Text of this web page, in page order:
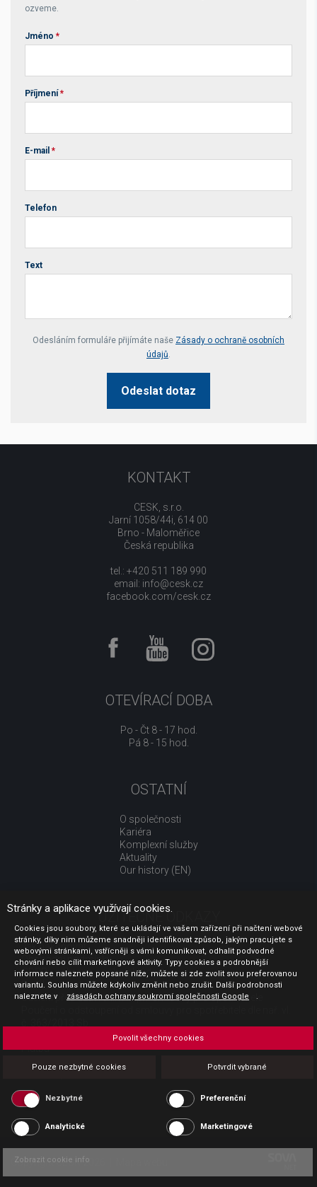
ozveme.
Jméno *
Příjmení *
E-mail *
Telefon
Text
Your website *
Odesláním formuláře přijímáte naše Zásady o ochraně osobních
údajů.
Odeslat dotaz
KONTAKT
CESK, s.r.o.
Jarní 1058/44i, 614 00
Brno - Maloměřice
Česká republika
tel.: +420 511 189 990
email: info@cesk.cz
facebook.com/cesk.cz
OTEVÍRACÍ DOBA
Po - Čt 8 - 17 hod.
Pá 8 - 15 hod.
OSTATNÍ
O společnosti
Kariéra
Komplexní služby
Aktuality
Our history (EN)
UŽITEČNÉ ODKAZY
Jak nakupovat
Obchodní podmínky
GDPR - ochrana osobních údajů
Profil zadavatele
Sdělení před uzavřením kupní smlouvy pro spotřebitele
Platba
Povinná publicita
Copyright CESK 2026 |
Stránky a aplikace využívají cookies.
Cookies jsou soubory, které se ukládají ve vašem zařízení při načtení webové
stránky, díky nim můžeme snadněji identifikovat způsob, jakým pracujete s
webovými stránkami, vstřícněji s vámi komunikovat, odhalit podvodné
chování nebo cílit marketingové aktivity. Typy cookies a podrobnější
informace naleznete popsané níže, můžete si zde zvolit svou preferovanou
variantu. Souhlas můžete kdykoliv změnit nebo zrušit. Další podrobnosti
naleznete v
zásadách ochrany soukromí společnosti Google .
Pouze nezbytné cookies Potvrdit vybrané
Povolit všechny cookies
Nezbytné Preferenční
Analytické Marketingové
Zobrazit cookie info